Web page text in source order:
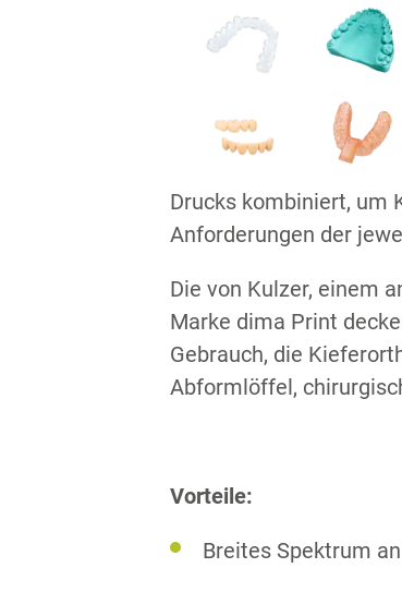
Drucks kombiniert, um
Anforderungen der
Die von Kulzer, einem
Marke dima Print
Gebrauch, die
Abformlöffel,
Vorteile:
Breites Spektrum